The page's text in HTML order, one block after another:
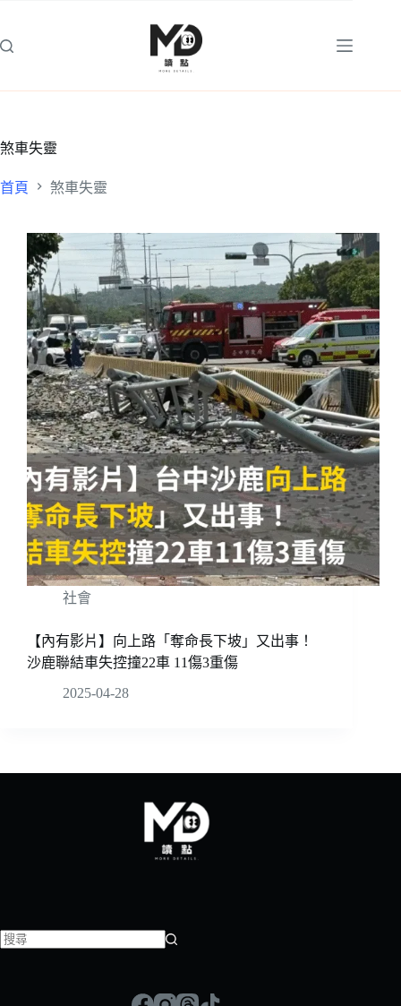
主
煞車失靈
首頁 煞車失靈
社會
【內有影片】向上路「奪命長下坡」又出事！
沙鹿聯結車失控撞22車 11傷3重傷
2025-04-28